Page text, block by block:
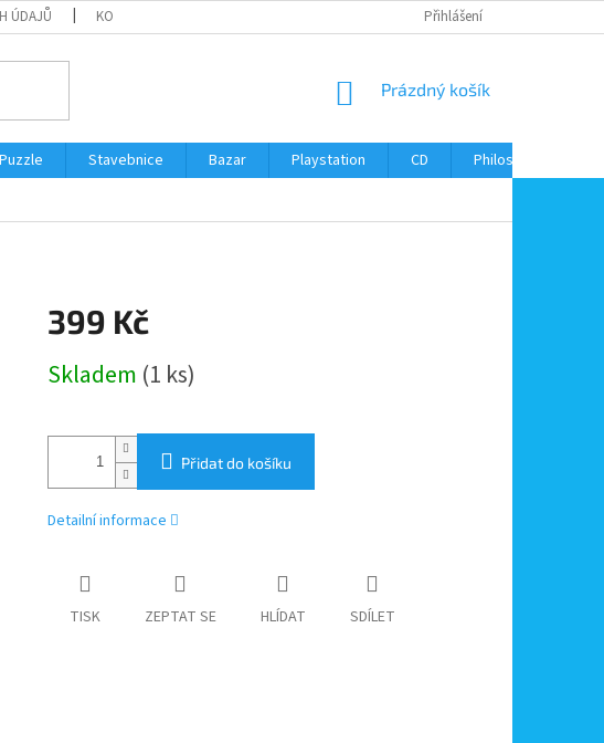
ÚDAJŮ KONTAKTY Přihlášení
NÁKUPNÍ
Prázdný košík
Puzzle Stavebnice Bazar Playstation CD Philos
399 Kč
cena:
Skladem (1 ks)
Přidat do košíku
Detailní informace
TISK ZEPTAT SE HLÍDAT SDÍLET